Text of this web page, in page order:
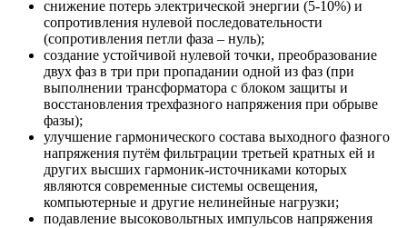
снижение потерь электрической энергии (5-10%) и
сопротивления нулевой последовательности
(сопротивления петли фаза – нуль);
создание устойчивой нулевой точки, преобразование
двух фаз в три при пропадании одной из фаз (при
выполнении трансформатора с блоком защиты и
восстановления трехфазного напряжения при обрыве
фазы);
улучшение гармонического состава выходного фазного
напряжения путём фильтрации третьей кратных ей и
других высших гармоник-источниками которых
являются современные системы освещения,
компьютерные и другие нелинейные нагрузки;
подавление высоковольтных импульсов напряжения